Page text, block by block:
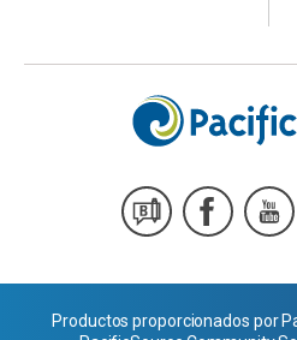
Productos proporcionados por